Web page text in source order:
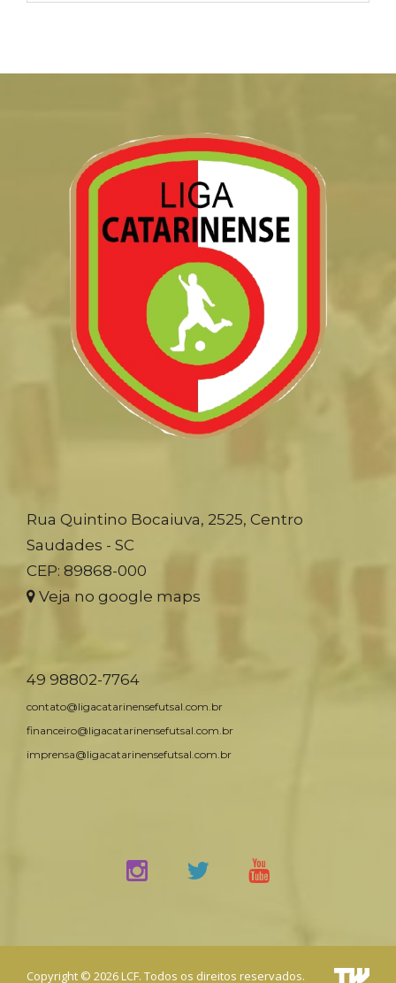
Rua Quintino Bocaiuva, 2525, Centro
Saudades - SC
CEP: 89868-000
Veja no google maps
49 98802-7764
contato@ligacatarinensefutsal.com.br
financeiro@ligacatarinensefutsal.com.br
imprensa@ligacatarinensefutsal.com.br
Copyright © 2026 LCF. Todos os direitos reservados.